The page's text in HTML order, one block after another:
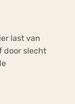
last van
door slecht